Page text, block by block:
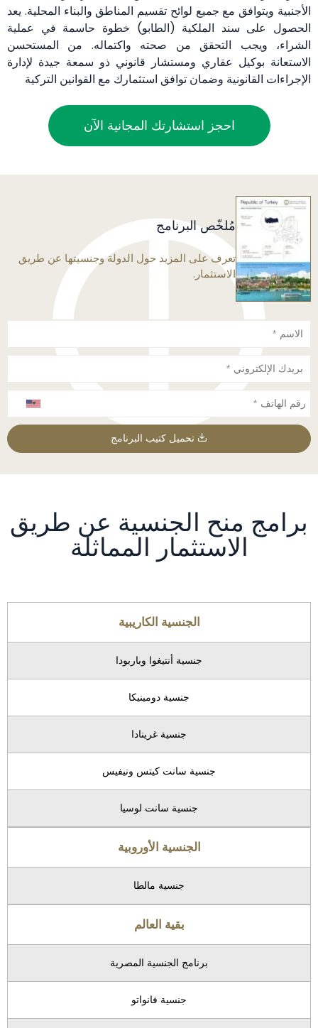
الأجنبية ويتوافق مع جميع لوائح تقسيم المناطق والبناء المحلية. يعد
الحصول على سند الملكية (الطابو) خطوة حاسمة في عملية
الشراء، ويجب التحقق من صحته واكتماله. من المستحسن
الاستعانة بوكيل عقاري ومستشار قانوني ذو سمعة جيدة لإدارة
الإجراءات القانونية وضمان توافق استثمارك مع القوانين التركية
احجز استشارتك المجانية الآن
مُلخّص البرنامج
تعرف على المزيد حول الدولة وجنسيتها عن طريق
الاستثمار.
تحميل كتيب البرنامج
برامج منح الجنسية عن طريق
الاستثمار المماثلة
الجنسية الكاريبية
جنسية أنتيغوا وباربودا
جنسية دومينيكا
جنسية غرينادا
جنسية سانت كيتس ونيفيس
جنسية سانت لوسيا
الجنسية الأوروبية
جنسية مالطا
بقية العالم
برنامج الجنسية المصرية
جنسية فانواتو